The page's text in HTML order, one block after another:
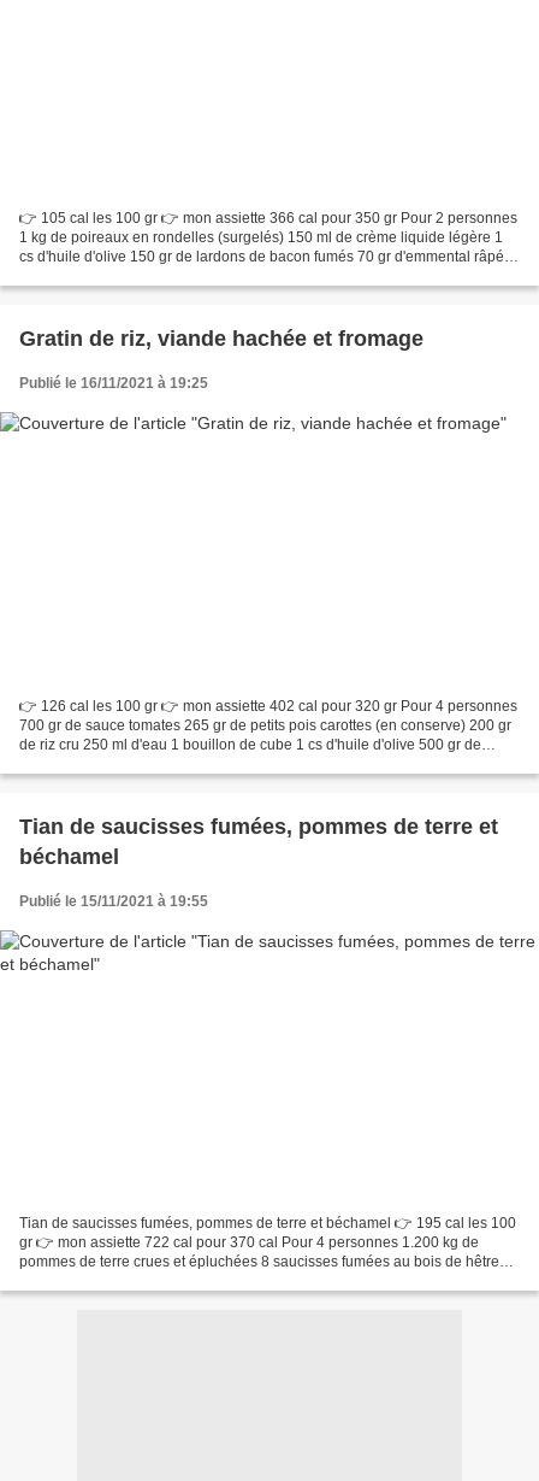
👉 105 cal les 100 gr 👉 mon assiette 366 cal pour 350 gr Pour 2 personnes
1 kg de poireaux en rondelles (surgelés) 150 ml de crème liquide légère 1
cs d'huile d'olive 150 gr de lardons de bacon fumés 70 gr d'emmental râpé
Gratin de riz, viande hachée et fromage
Publié le 16/11/2021 à 19:25
👉 126 cal les 100 gr 👉 mon assiette 402 cal pour 320 gr Pour 4 personnes
700 gr de sauce tomates 265 gr de petits pois carottes (en conserve) 200 gr
de riz cru 250 ml d'eau 1 bouillon de cube 1 cs d'huile d'olive 500 gr de
Tian de saucisses fumées, pommes de terre et
béchamel
Publié le 15/11/2021 à 19:55
Tian de saucisses fumées, pommes de terre et béchamel 👉 195 cal les 100
gr 👉 mon assiette 722 cal pour 370 cal Pour 4 personnes 1.200 kg de
pommes de terre crues et épluchées 8 saucisses fumées au bois de hêtre